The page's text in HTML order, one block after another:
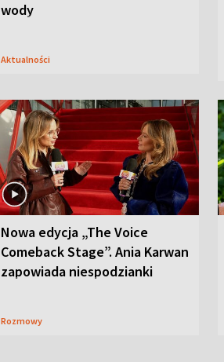
wody
Aktualności
Nowa edycja „The Voice
Comeback Stage”. Ania Karwan
zapowiada niespodzianki
Rozmowy